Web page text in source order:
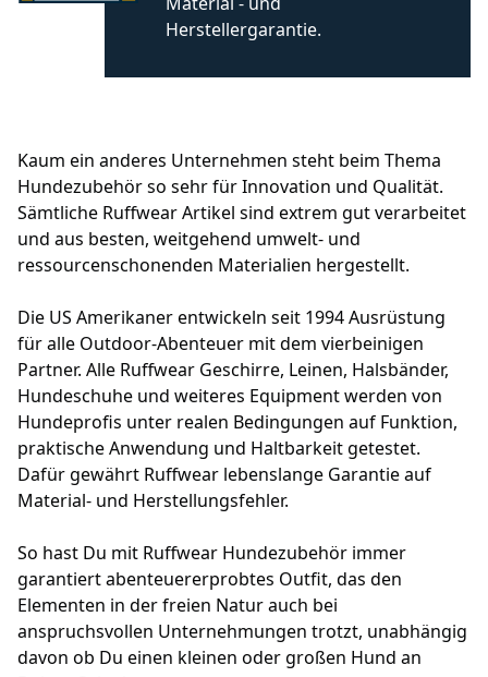
Geschirr
dich
Hund
und
euer
geplantes
Abenteuer
das
Richtige
ist,
geben
wir
hier
einen
Überblick
fassen
die
Besonderheiten
jedes
Ruffwear-
Herstellergarantie.
Kaum ein anderes Unternehmen steht beim Thema
Hundezubehör so sehr für Innovation und Qualität.
Sämtliche Ruffwear Artikel sind extrem gut verarbeitet
und aus besten, weitgehend umwelt- und
ressourcenschonenden Materialien hergestellt.
Die US Amerikaner entwickeln seit 1994 Ausrüstung
für alle Outdoor-Abenteuer mit dem vierbeinigen
Partner. Alle Ruffwear Geschirre, Leinen, Halsbänder,
Hundeschuhe und weiteres Equipment werden von
Hundeprofis unter realen Bedingungen auf Funktion,
praktische Anwendung und Haltbarkeit getestet.
Dafür gewährt Ruffwear lebenslange Garantie auf
Material- und Herstellungsfehler.
So hast Du mit Ruffwear Hundezubehör immer
garantiert abenteuererprobtes Outfit, das den
Elementen in der freien Natur auch bei
anspruchsvollen Unternehmungen trotzt, unabhängig
davon ob Du einen kleinen oder großen Hund an